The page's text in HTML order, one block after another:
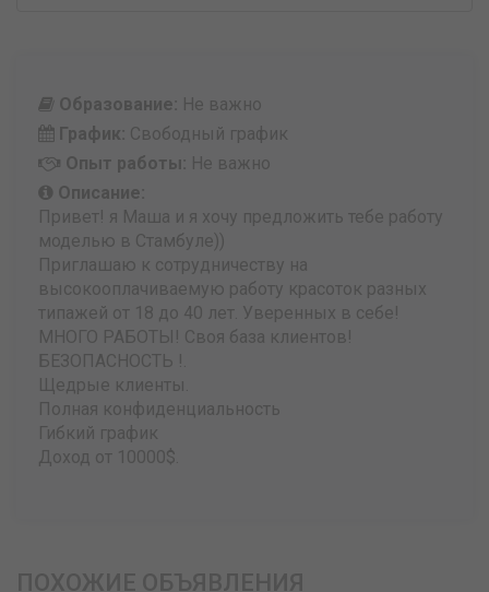
Образование: Не важно
График: Свободный график
Опыт работы: Не важно
Описание:
Привет! я Маша и я хочу предложить тебе работу
моделью в Стамбуле))
Приглашаю к сотрудничеству на
высокооплачиваемую работу красоток разных
типажей от 18 до 40 лет. Уверенных в себе!
МНОГО РАБОТЫ! Своя база клиентов!
БЕЗОПАСНОСТЬ !.
Щедрые клиенты.
Полная конфиденциальность
Гибкий график
Доход от 10000$.